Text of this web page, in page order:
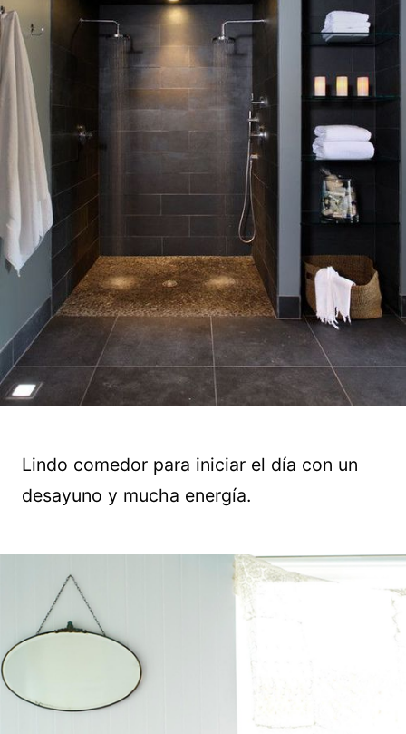
Lindo comedor para iniciar el día con un
desayuno y mucha energía.